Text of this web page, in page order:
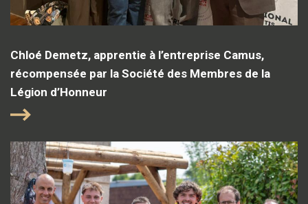
Chloé Demetz, apprentie à l’entreprise Camus,
récompensée par la Société des Membres de la
Légion d’Honneur